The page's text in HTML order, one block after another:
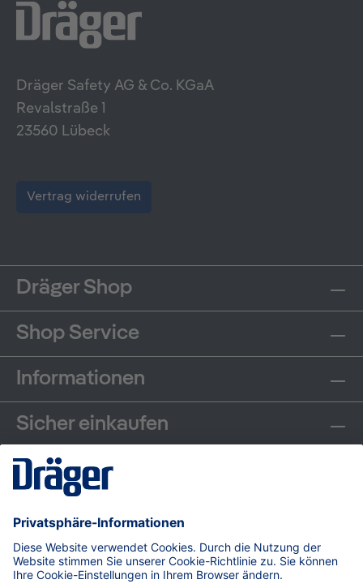
Dräger Safety AG & Co. KGaA
Revalstraße 1
23560 Lübeck
Vertrag widerrufen
Dräger Shop
Shop Service
Informationen
Sicher einkaufen
Communities
Zahlungsarten
Versand